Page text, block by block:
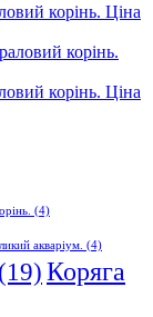
корінь. Ціна
корінь. Ціна
(4)
акваріум. (4)
(19) Коряга